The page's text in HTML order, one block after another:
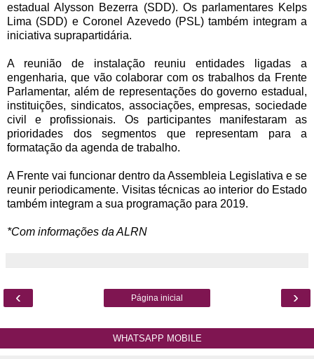
estadual Alysson Bezerra (SDD). Os parlamentares Kelps
Lima (SDD) e Coronel Azevedo (PSL) também integram a
iniciativa suprapartidária.
A reunião de instalação reuniu entidades ligadas a
engenharia, que vão colaborar com os trabalhos da Frente
Parlamentar, além de representações do governo estadual,
instituições, sindicatos, associações, empresas, sociedade
civil e profissionais. Os participantes manifestaram as
prioridades dos segmentos que representam para a
formatação da agenda de trabalho.
A Frente vai funcionar dentro da Assembleia Legislativa e se
reunir periodicamente. Visitas técnicas ao interior do Estado
também integram a sua programação para 2019.
*Com informações da ALRN
‹ ›
Página inicial
WHATSAPP MOBILE